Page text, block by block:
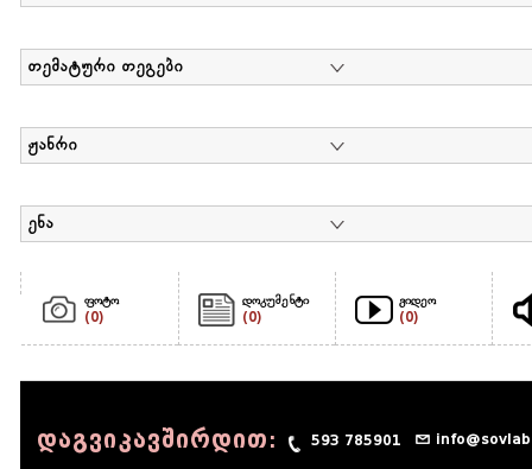
თემატური თეგები
ჟანრი
ენა
ფოტო
(0)
დოკუმენტი
(0)
ვიდეო
(0)
დაგვიკავშირდით: 593 785901